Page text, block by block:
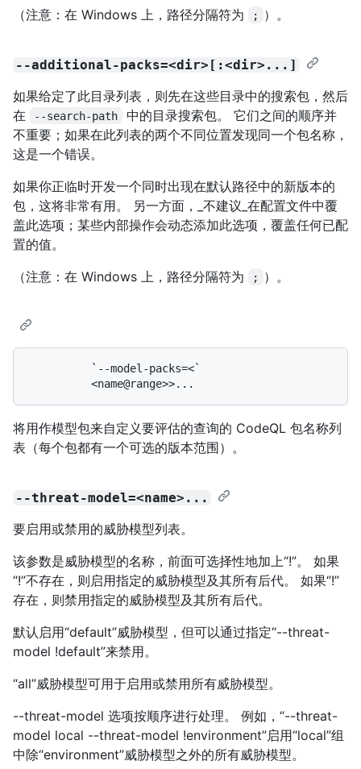
（注意：在 Windows 上，路径分隔符为 ; ）。
--additional-packs=<dir>[:<dir>...]
如果给定了此目录列表，则先在这些目录中的搜索包，然后
在
--search-path
中的目录搜索包。 它们之间的顺序并
不重要；如果在此列表的两个不同位置发现同一个包名称，
这是一个错误。
如果你正临时开发一个同时出现在默认路径中的新版本的
包，这将非常有用。 另一方面，_不建议_在配置文件中覆
盖此选项；某些内部操作会动态添加此选项，覆盖任何已配
置的值。
（注意：在 Windows 上，路径分隔符为
; ）。
将用作模型包来自定义要评估的查询的 CodeQL 包名称列
表（每个包都有一个可选的版本范围）。
--threat-model=<name>...
要启用或禁用的威胁模型列表。
该参数是威胁模型的名称，前面可选择性地加上“!”。 如果
“!”不存在，则启用指定的威胁模型及其所有后代。 如果“!”
存在，则禁用指定的威胁模型及其所有后代。
默认启用“default”威胁模型，但可以通过指定“--threat-
model !default”来禁用。
“all”威胁模型可用于启用或禁用所有威胁模型。
--threat-model 选项按顺序进行处理。 例如，“--threat-
model local --threat-model !environment”启用“local”组
中除“environment”威胁模型之外的所有威胁模型。